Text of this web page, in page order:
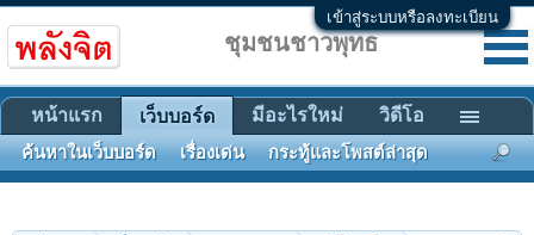
เข้าสู่ระบบหรือลงทะเบียน
ชุมชนชาวพุทธ
หน้าแรก เว็บบอร์ด
ค้นหาในเว็บบอร์ด เรื่องเด่น กระทู้และโพสต์ล่าสุด
มีอะไรใหม่ วิดีโอ